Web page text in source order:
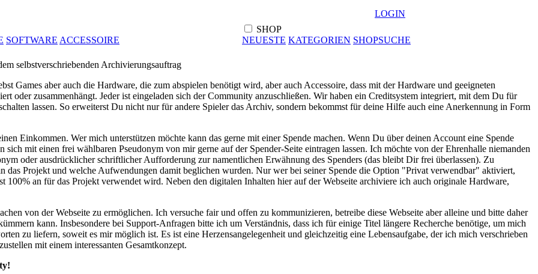
LOGIN
SOFTWARE ACCESSOIRE
SHOP
NEUESTE KATEGORIEN SHOPSUCHE
selbstverschriebenden Archivierungsauftrag
Games aber auch die Hardware, die zum abspielen benötigt wird, aber auch Accessoire, dass mit der Hardware und geeigneten
oder zusammenhängt. Jeder ist eingeladen sich der Community anzuschließen. Wir haben ein Creditsystem integriert, mit dem Du für
lassen. So erweiterst Du nicht nur für andere Spieler das Archiv, sondern bekommst für deine Hilfe auch eine Anerkennung in Form
Einkommen. Wer mich unterstützen möchte kann das gerne mit einer Spende machen. Wenn Du über deinen Account eine Spende
mit einen frei wählbaren Pseudonym von mir gerne auf der Spender-Seite eintragen lassen. Ich möchte von der Ehrenhalle niemanden
oder ausdrücklicher schriftlicher Aufforderung zur namentlichen Erwähnung des Spenders (das bleibt Dir frei überlassen). Zu
das Projekt und welche Aufwendungen damit beglichen wurden. Nur wer bei seiner Spende die Option "Privat verwendbar" aktiviert,
100% an für das Projekt verwendet wird. Neben den digitalen Inhalten hier auf der Webseite archiviere ich auch originale Hardware,
von der Webseite zu ermöglichen. Ich versuche fair und offen zu kommunizieren, betreibe diese Webseite aber alleine und bitte daher
kann. Insbesondere bei Support-Anfragen bitte ich um Verständnis, dass ich für einige Titel längere Recherche benötige, um mich
zu liefern, soweit es mir möglich ist. Es ist eine Herzensangelegenheit und gleichzeitig eine Lebensaufgabe, der ich mich verschrieben
mit einem interessanten Gesamtkonzept.